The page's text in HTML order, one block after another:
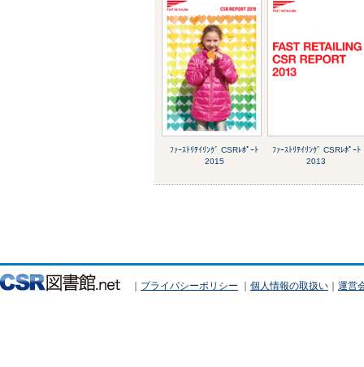
ﾌｧｰｽﾄﾘﾃｲﾘﾝｸﾞ CSRﾚﾎﾟｰﾄ
2015
ﾌｧｰｽﾄﾘﾃｲﾘﾝｸﾞ CSRﾚﾎﾟｰﾄ
2013
｜ プライバシーポリシー ｜ 個人情報の取扱い ｜ 運営